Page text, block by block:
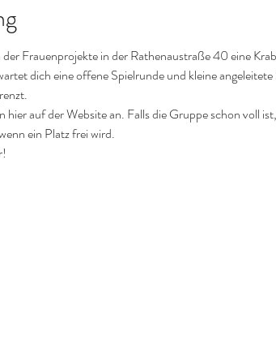
Frauenprojekte in der Rathenaustraße 40 eine
dich eine offene Spielrunde und kleine angeleitete
hier auf der Website an. Falls die Gruppe schon voll
ein Platz frei wird.